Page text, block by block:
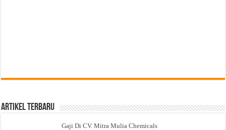
Artikel Terbaru
Gaji Di CV. Mitra Mulia Chemicals